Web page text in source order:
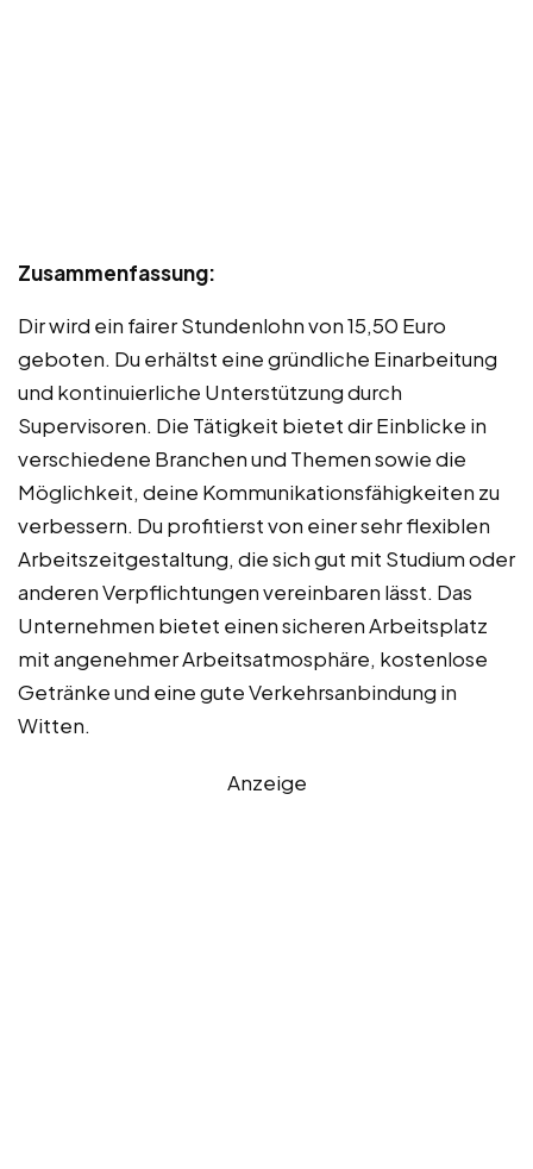
Zusammenfassung:
Dir wird ein fairer Stundenlohn von 15,50 Euro
geboten. Du erhältst eine gründliche Einarbeitung
und kontinuierliche Unterstützung durch
Supervisoren. Die Tätigkeit bietet dir Einblicke in
verschiedene Branchen und Themen sowie die
Möglichkeit, deine Kommunikationsfähigkeiten zu
verbessern. Du profitierst von einer sehr flexiblen
Arbeitszeitgestaltung, die sich gut mit Studium oder
anderen Verpflichtungen vereinbaren lässt. Das
Unternehmen bietet einen sicheren Arbeitsplatz
mit angenehmer Arbeitsatmosphäre, kostenlose
Getränke und eine gute Verkehrsanbindung in
Witten.
Anzeige